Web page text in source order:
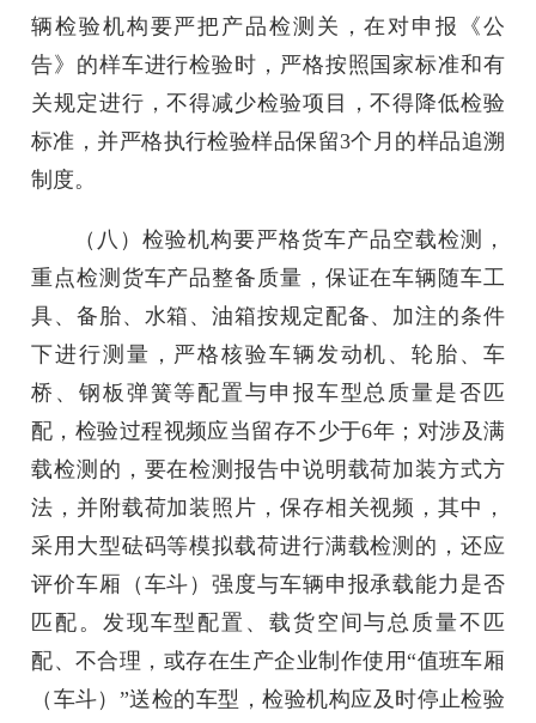
辆检验机构要严把产品检测关，在对申报《公
告》的样车进行检验时，严格按照国家标准和有
关规定进行，不得减少检验项目，不得降低检验
标准，并严格执行检验样品保留3个月的样品追溯
制度。
（八）检验机构要严格货车产品空载检测，
重点检测货车产品整备质量，保证在车辆随车工
具、备胎、水箱、油箱按规定配备、加注的条件
下进行测量，严格核验车辆发动机、轮胎、车
桥、钢板弹簧等配置与申报车型总质量是否匹
配，检验过程视频应当留存不少于6年；对涉及满
载检测的，要在检测报告中说明载荷加装方式方
法，并附载荷加装照片，保存相关视频，其中，
采用大型砝码等模拟载荷进行满载检测的，还应
评价车厢（车斗）强度与车辆申报承载能力是否
匹配。发现车型配置、载货空间与总质量不匹
配、不合理，或存在生产企业制作使用“值班车厢
（车斗）”送检的车型，检验机构应及时停止检验